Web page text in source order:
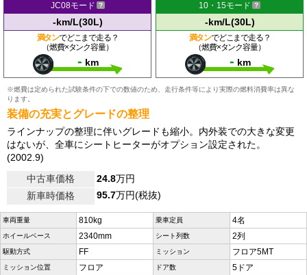
JC08モード
-km/L(30L)
満タンでどこまで走る？
（燃費×タンク容量）
- km
10・15モード
-km/L(30L)
満タンでどこまで走る？
（燃費×タンク容量）
- km
※燃費は定められた試験条件の下での数値のため、走行条件等により実際の燃料消費率は異な
ります。
装備の充実とグレードの整理
ラインナップの整理に伴いグレードも縮小。内外装での大きな変更
はないが、全車にシートヒーターがオプション設定された。
(2002.9)
中古車価格
24.8万円
新車時価格
95.7万円(税抜)
車両重量 810kg 乗車定員 4名
ホイールベース 2340mm シート列数 2列
駆動方式 FF ミッション フロア5MT
ミッション位置 フロア ドア数 5ドア